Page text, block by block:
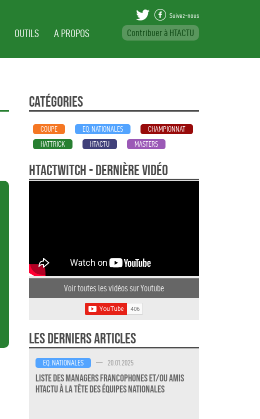
OUTILS A PROPOS Contribuer à HTACTU
Suivez-nous
Catégories
COUPE EQ. NATIONALES
CHAMPIONNAT
HATTRICK
HTACTU MASTERS
HTActwitch - dernière vidéo
Voir toutes les vidéos sur Youtube
Les derniers articles
EQ. NATIONALES — 20.01.2025
Liste des Managers Francophones et/ou amis
HTActu à la Tête des Équipes Nationales